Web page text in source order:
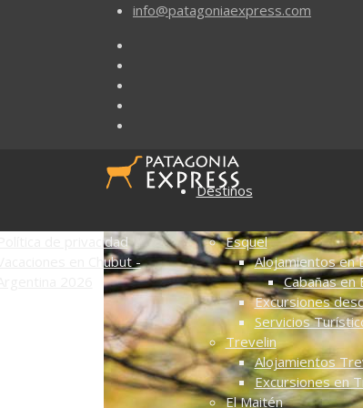
info@patagoniaexpress.com
de privacidad
en Chubut -
Destinos
Esquel
Alojamientos en
Cabañas en
Excursiones
Servicios
Trevelin
Alojamientos
Excursiones en
El Maitén